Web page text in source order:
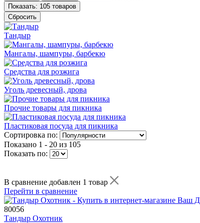
Показать: 105 товаров
Сбросить
Тандыр
Мангалы, шампуры, барбекю
Средства для розжига
Уголь древесный, дрова
Прочие товары для пикника
Пластиковая посуда для пикника
Сортировка по:
Показано 1 - 20 из 105
Показать по:
В сравнение добавлен 1 товар
Перейти в сравнение
80056
Тандыр Охотник